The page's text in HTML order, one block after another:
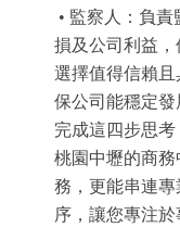
• 監察人：負
損及公司利益，
選擇值得信賴
保公司能穩定發
完成這四步思
桃園中壢的商
務，更能串連
序，讓您專注於